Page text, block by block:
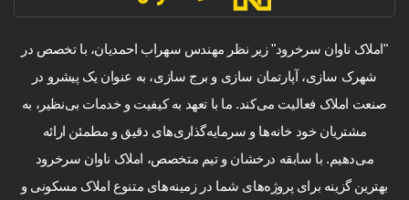
"املاک ناوان سرخرود" زیر نظر مهندس سهراب احمدیان، با تخصص در
شهرک سازی، آپارتمان سازی و برج سازی، به عنوان یک پیشرو در
صنعت املاک فعالیت می‌کند. ما با تعهد به کیفیت و خدمات بی‌نظیر، به
مشتریان خود خانه‌ها و سرمایه‌گذاری‌های دقیق و مطمئن ارائه
می‌دهیم. با سابقه درخشان و تیم متخصص، املاک ناوان سرخرود
بهترین گزینه برای پروژه‌های شما در زمینه‌های متنوع املاک مسکونی و